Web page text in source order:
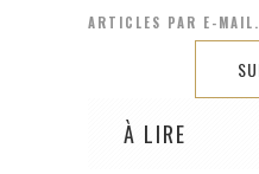
ARTICLES PAR E-MAIL.
À LIRE